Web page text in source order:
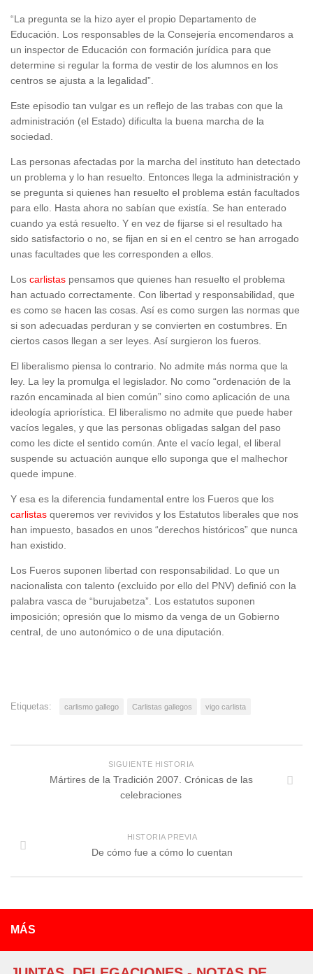
“La pregunta se la hizo ayer el propio Departamento de
Educación. Los responsables de la Consejería encomendaros a
un inspector de Educación con formación jurídica para que
determine si regular la forma de vestir de los alumnos en los
centros se ajusta a la legalidad”.
Este episodio tan vulgar es un reflejo de las trabas con que la
administración (el Estado) dificulta la buena marcha de la
sociedad.
Las personas afectadas por la marcha del instituto han detectado
un problema y lo han resuelto. Entonces llega la administración y
se pregunta si quienes han resuelto el problema están facultados
para ello. Hasta ahora no sabían que existía. Se han enterado
cuando ya está resuelto. Y en vez de fijarse si el resultado ha
sido satisfactorio o no, se fijan en si en el centro se han arrogado
unas facultades que les corresponden a ellos.
Los carlistas pensamos que quienes han resuelto el problema
han actuado correctamente. Con libertad y responsabilidad, que
es como se hacen las cosas. Así es como surgen las normas que
si son adecuadas perduran y se convierten en costumbres. En
ciertos casos llegan a ser leyes. Así surgieron los fueros.
El liberalismo piensa lo contrario. No admite más norma que la
ley. La ley la promulga el legislador. No como “ordenación de la
razón encaminada al bien común” sino como aplicación de una
ideología apriorística. El liberalismo no admite que puede haber
vacíos legales, y que las personas obligadas salgan del paso
como les dicte el sentido común. Ante el vacío legal, el liberal
suspende su actuación aunque ello suponga que el malhechor
quede impune.
Y esa es la diferencia fundamental entre los Fueros que los
carlistas queremos ver revividos y los Estatutos liberales que nos
han impuesto, basados en unos “derechos históricos” que nunca
han existido.
Los Fueros suponen libertad con responsabilidad. Lo que un
nacionalista con talento (excluido por ello del PNV) definió con la
palabra vasca de “burujabetza”. Los estatutos suponen
imposición; opresión que lo mismo da venga de un Gobierno
central, de uno autonómico o de una diputación.
Etiquetas: carlismo gallego Carlistas gallegos vigo carlista
SIGUIENTE HISTORIA
Mártires de la Tradición 2007. Crónicas de las
celebraciones
HISTORIA PREVIA
De cómo fue a cómo lo cuentan
MÁS